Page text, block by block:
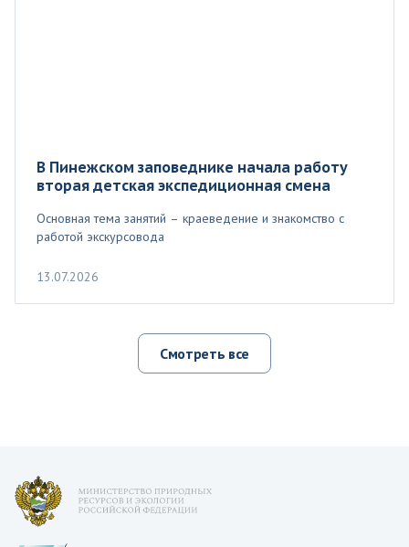
В Пинежском заповеднике начала работу
вторая детская экспедиционная смена
Основная тема занятий – краеведение и знакомство с
работой экскурсовода
13.07.2026
Смотреть все